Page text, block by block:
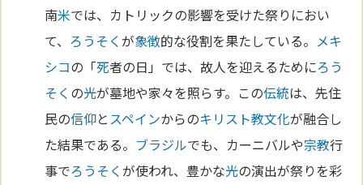
南米では、カトリックの影響を受けた祭りにおい
て、 ろうそくが象徴的な役割を果たしている。 メキ
シコの「死者の日」では、故人を迎えるためにろう
そく の光が墓地や家々を照らす。この伝統は、先住
民の信仰とスペインからのキリスト教文化が融合し
た結果である。 ブラジルでも、カーニバルや宗教行
事でろうそくが使われ、豊かな光の演出が祭りを彩